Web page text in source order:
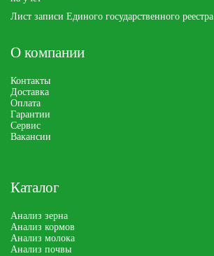
Лист записи Единого государственного реестра
О компании
Контакты
Доставка
Оплата
Гарантии
Сервис
Вакансии
Каталог
Анализ зерна
Анализ кормов
Анализ молока
Анализ почвы